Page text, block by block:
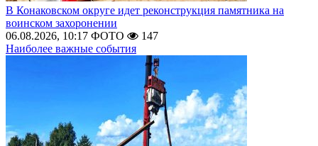
В Конаковском округе идет реконструкция памятника на
воинском захоронении
06.08.2026, 10:17 ФОТО
147
Наиболее важные события